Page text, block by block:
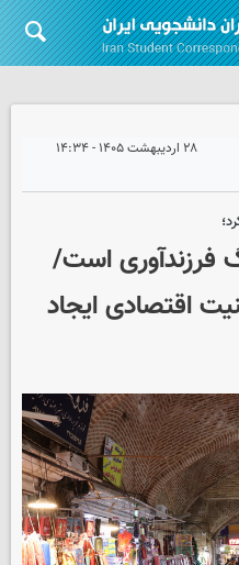
۲۸ اردیبهشت ۱۴۰۵ - ۱۴:۳۴
فرزندآوری است/
اقتصادی ایجاد